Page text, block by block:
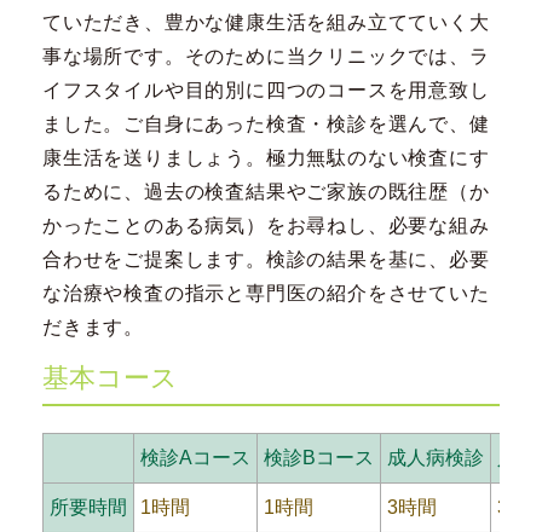
ていただき、豊かな健康生活を組み立てていく大
事な場所です。そのために当クリニックでは、ラ
イフスタイルや目的別に四つのコースを用意致し
ました。ご自身にあった検査・検診を選んで、健
康生活を送りましょう。極力無駄のない検査にす
るために、過去の検査結果やご家族の既往歴（か
かったことのある病気）をお尋ねし、必要な組み
合わせをご提案します。検診の結果を基に、必要
な治療や検査の指示と専門医の紹介をさせていた
だきます。
基本コース
検診Aコース 検診Bコース 成人病検診
所要時間 1時間 1時間 3時間 3時